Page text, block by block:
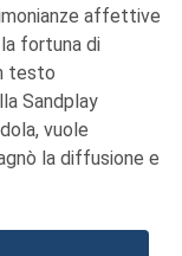
affettive
fortuna di
testo
Sandplay
vuole
la diffusione e